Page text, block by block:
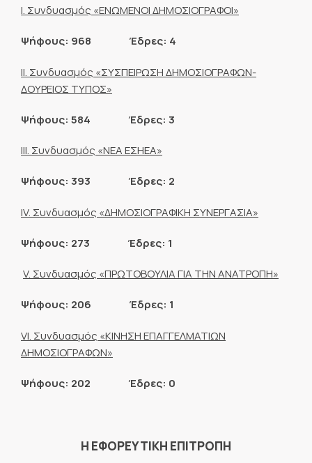
Ι. Συνδυασμός «ΕΝΩΜΕΝΟΙ ΔΗΜΟΣΙΟΓΡΑΦΟΙ»
Ψήφους: 968 Έδρες: 4
ΙI. Συνδυασμός «ΣΥΣΠΕΙΡΩΣΗ ΔΗΜΟΣΙΟΓΡΑΦΩΝ-
ΔΟΥΡΕΙΟΣ ΤΥΠΟΣ»
Ψήφους: 584 Έδρες: 3
ΙIΙ. Συνδυασμός «ΝΕΑ ΕΣΗΕΑ»
Ψήφους: 393 Έδρες: 2
ΙV. Συνδυασμός «ΔΗΜΟΣΙΟΓΡΑΦΙΚΗ ΣΥΝΕΡΓΑΣΙΑ»
Ψήφους: 273 Έδρες: 1
V. Συνδυασμός «ΠΡΩΤΟΒΟΥΛΙΑ ΓΙΑ ΤΗΝ ΑΝΑΤΡΟΠΗ»
Ψήφους: 206 Έδρες: 1
VΙ. Συνδυασμός «ΚΙΝΗΣΗ ΕΠΑΓΓΕΛΜΑΤΙΩΝ
ΔΗΜΟΣΙΟΓΡΑΦΩΝ»
Ψήφους: 202 Έδρες: 0
Η ΕΦΟΡΕΥΤΙΚΗ ΕΠΙΤΡΟΠΗ